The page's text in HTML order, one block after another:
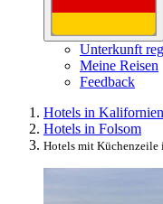
Unterkunft
Meine Reisen
Feedback
Hotels in Kalifornien
Hotels in Folsom
Hotels mit Küchenzeile